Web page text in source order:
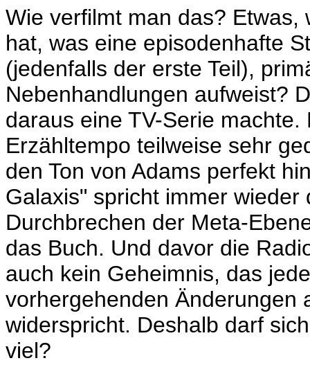
Wie verfilmt man das?
hat, was eine episodenhafte
(jedenfalls der erste Teil),
Nebenhandlungen aufweist?
daraus eine TV-Serie
Erzähltempo teilweise sehr
den Ton von Adams perfekt
Galaxis" spricht immer
Durchbrechen der Meta-
das Buch. Und davor die
auch kein Geheimnis, das
vorhergehenden Änderungen
widerspricht. Deshalb darf
viel?